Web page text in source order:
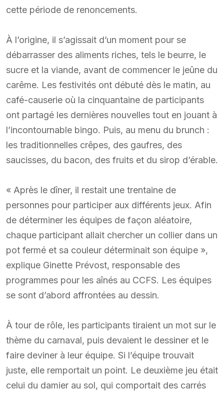
cette période de renoncements.
À l’origine, il s’agissait d’un moment pour se
débarrasser des aliments riches, tels le beurre, le
sucre et la viande, avant de commencer le jeûne du
carême. Les festivités ont débuté dès le matin, au
café-causerie où la cinquantaine de participants
ont partagé les dernières nouvelles tout en jouant à
l’incontournable bingo. Puis, au menu du brunch :
les traditionnelles crêpes, des gaufres, des
saucisses, du bacon, des fruits et du sirop d’érable.
« Après le dîner, il restait une trentaine de
personnes pour participer aux différents jeux. Afin
de déterminer les équipes de façon aléatoire,
chaque participant allait chercher un collier dans un
pot fermé et sa couleur déterminait son équipe »,
explique Ginette Prévost, responsable des
programmes pour les aînés au CCFS. Les équipes
se sont d’abord affrontées au dessin.
À tour de rôle, les participants tiraient un mot sur le
thème du carnaval, puis devaient le dessiner et le
faire deviner à leur équipe. Si l’équipe trouvait
juste, elle remportait un point. Le deuxième jeu était
celui du damier au sol, qui comportait des carrés